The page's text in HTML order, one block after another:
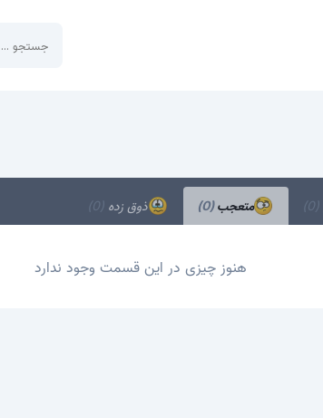
(0) متعجب(0) ذوق زده (0)
هنوز چیزی در این قسمت وجود ندارد